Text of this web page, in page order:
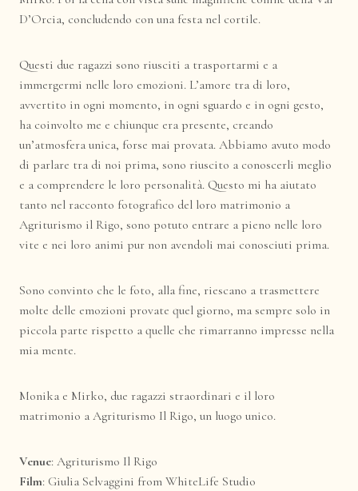
D’Orcia, concludendo con una festa nel cortile.
Questi due ragazzi sono riusciti a trasportarmi e a
immergermi nelle loro emozioni. L’amore tra di loro,
avvertito in ogni momento, in ogni sguardo e in ogni gesto,
ha coinvolto me e chiunque era presente, creando
un’atmosfera unica, forse mai provata. Abbiamo avuto modo
di parlare tra di noi prima, sono riuscito a conoscerli meglio
e a comprendere le loro personalità. Questo mi ha aiutato
tanto nel racconto fotografico del loro matrimonio a
Agriturismo il Rigo, sono potuto entrare a pieno nelle loro
vite e nei loro animi pur non avendoli mai conosciuti prima.
Sono convinto che le foto, alla fine, riescano a trasmettere
molte delle emozioni provate quel giorno, ma sempre solo in
piccola parte rispetto a quelle che rimarranno impresse nella
mia mente.
Monika e Mirko, due ragazzi straordinari e il loro
matrimonio a Agriturismo Il Rigo, un luogo unico.
Venue:Agriturismo Il Rigo
Film: Giulia Selvaggini from WhiteLife Studio